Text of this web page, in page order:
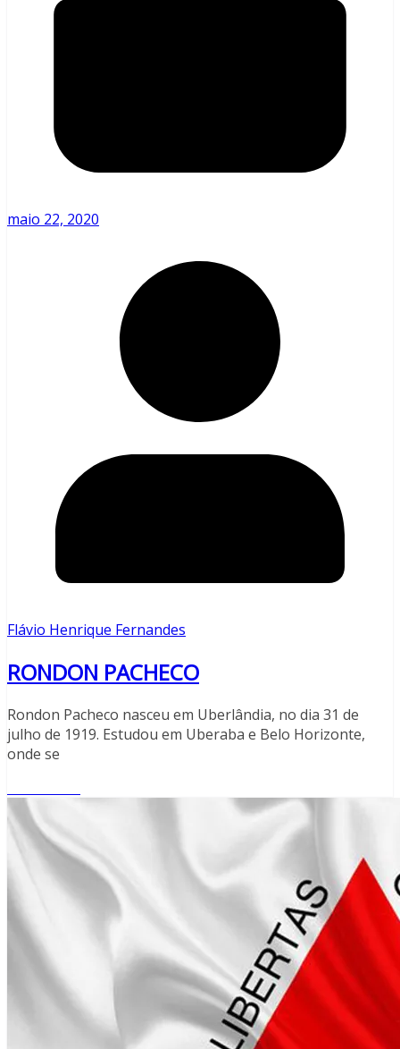
maio 22, 2020
Flávio Henrique Fernandes
RONDON PACHECO
Rondon Pacheco nasceu em Uberlândia, no dia 31 de
julho de 1919. Estudou em Uberaba e Belo Horizonte,
onde se